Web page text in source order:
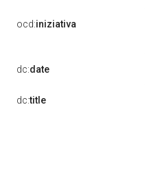
ocd:iniziativa
dc:date
dc:title